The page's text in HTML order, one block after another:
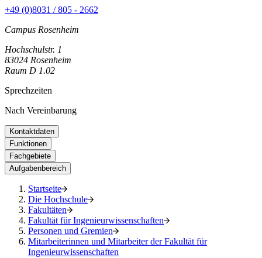
+49 (0)8031 / 805 - 2662
Campus Rosenheim
Hochschulstr. 1
83024 Rosenheim
Raum D 1.02
Sprechzeiten
Nach Vereinbarung
Kontaktdaten
Funktionen
Fachgebiete
Aufgabenbereich
Startseite
Die Hochschule
Fakultäten
Fakultät für Ingenieurwissenschaften
Personen und Gremien
Mitarbeiterinnen und Mitarbeiter der Fakultät für
Ingenieurwissenschaften